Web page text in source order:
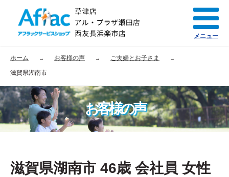
ホーム お客様の声 ご夫婦とお子さま
滋賀県湖南市
お客様の声
滋賀県湖南市 46歳 会社員 女性
メニュー